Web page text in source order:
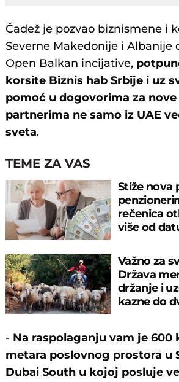
Čadež je pozvao biznismene i
Severne Makedonije i Albanije
Open Balkan incijative,
korsite Biznis hab Srbije i uz
pomoć u dogovorima za nove
partnerima ne samo iz UAE
sveta.
TEME ZA VAS
Stiže nova
rečenica
više od
Važno za
Država
držanje i
kazne do
- Na raspolaganju vam je 600
metara poslovnog prostora u
Dubai South u kojoj posluje